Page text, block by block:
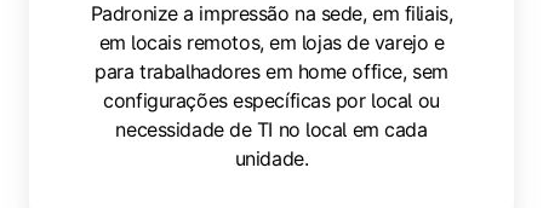
Padronize a impressão na sede, em filiais,
em locais remotos, em lojas de varejo e
para trabalhadores em home office, sem
configurações específicas por local ou
necessidade de TI no local em cada
unidade.